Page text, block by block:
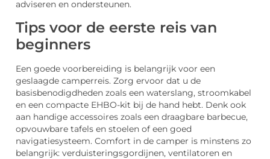
adviseren en ondersteunen.
Tips voor de eerste reis van
beginners
Een goede voorbereiding is belangrijk voor een
geslaagde camperreis. Zorg ervoor dat u de
basisbenodigdheden zoals een waterslang, stroomkabel
en een compacte EHBO-kit bij de hand hebt. Denk ook
aan handige accessoires zoals een draagbare barbecue,
opvouwbare tafels en stoelen of een goed
navigatiesysteem. Comfort in de camper is minstens zo
belangrijk: verduisteringsgordijnen, ventilatoren en